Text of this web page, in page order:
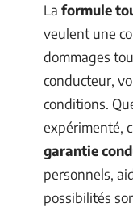
La formule
veulent une
dommages
conducteur,
conditions.
expérimenté,
garantie
personnels,
possibilités